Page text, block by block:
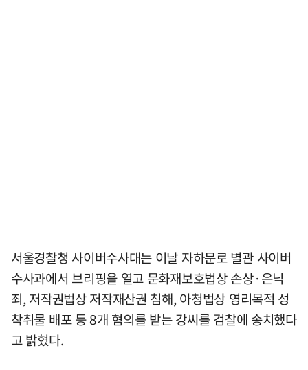
서울경찰청 사이버수사대는 이날 자하문로 별관 사이버
수사과에서 브리핑을 열고 문화재보호법상 손상·은닉
죄, 저작권법상 저작재산권 침해, 아청법상 영리목적 성
착취물 배포 등 8개 혐의를 받는 강씨를 검찰에 송치했다
고 밝혔다.